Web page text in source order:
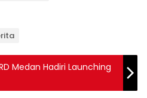
Medan Hadiri Launching